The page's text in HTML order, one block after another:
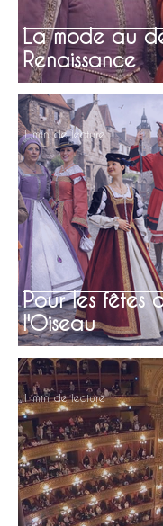
La mode au
Renaissance
Pour les fêtes
l'Oiseau
1 min de lecture
1 min de lecture